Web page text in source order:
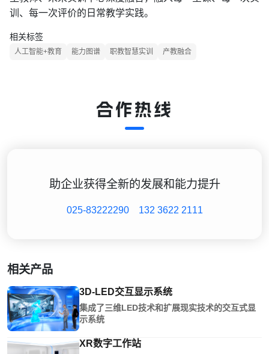
训、每一次评价的日常教学实践。
相关标签
人工智能+教育 能力图谱 职教智慧实训 产教融合
合作热线
助企业获得全新的发展和能力提升
025-83222290 132 3622 2111
相关产品
3D-LED交互显示系统
集成了三维LED技术和扩展现实技术的交互式显
示系统
XR数字工作站